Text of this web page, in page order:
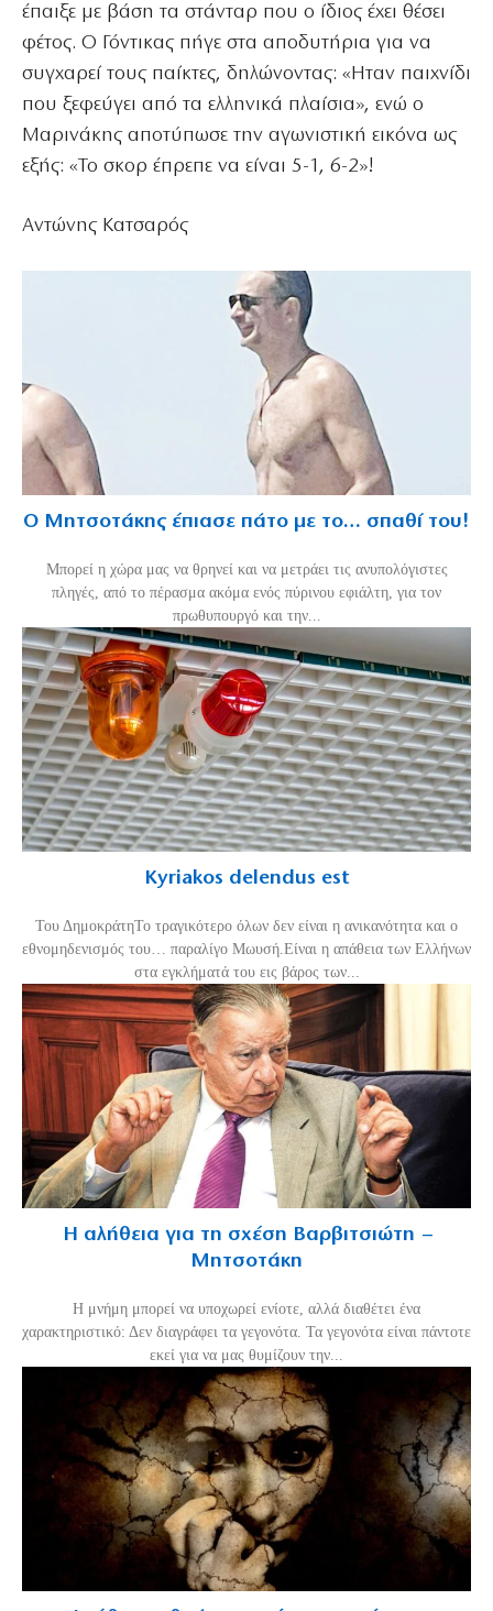
έπαιξε με βάση τα στάνταρ που ο ίδιος έχει θέσει
φέτος. Ο Γόντικας πήγε στα αποδυτήρια για να
συγχαρεί τους παίκτες, δηλώνοντας: «Ηταν παιχνίδι
που ξεφεύγει από τα ελληνικά πλαίσια», ενώ ο
Μαρινάκης αποτύπωσε την αγωνιστική εικόνα ως
εξής: «Το σκορ έπρεπε να είναι 5-1, 6-2»!
Αντώνης Κατσαρός
Ο Μητσοτάκης έπιασε πάτο με το… σπαθί του!
Mπορεί η χώρα μας να θρηνεί και να μετράει τις ανυπολόγιστες
πληγές, από το πέρασμα ακόμα ενός πύρινου εφιάλτη, για τον
πρωθυπουργό και την...
Kyriakos delendus est
Του ΔημοκράτηΤο τραγικότερο όλων δεν είναι η ανικανότητα και ο
εθνομηδενισμός του… παραλίγο Μωυσή.Είναι η απάθεια των Ελλήνων
στα εγκλήματά του εις βάρος των...
Η αλήθεια για τη σχέση Βαρβιτσιώτη –
Μητσοτάκη
H μνήμη μπορεί να υποχωρεί ενίοτε, αλλά διαθέτει ένα
χαρακτηριστικό: Δεν διαγράφει τα γεγονότα. Τα γεγονότα είναι πάντοτε
εκεί για να μας θυμίζουν την...